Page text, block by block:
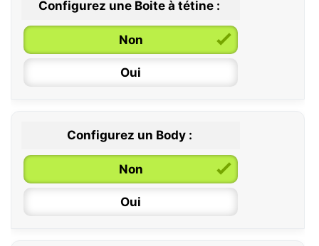
Configurez une Boite à tétine :
Non
Oui
Configurez un Body :
Non
Oui